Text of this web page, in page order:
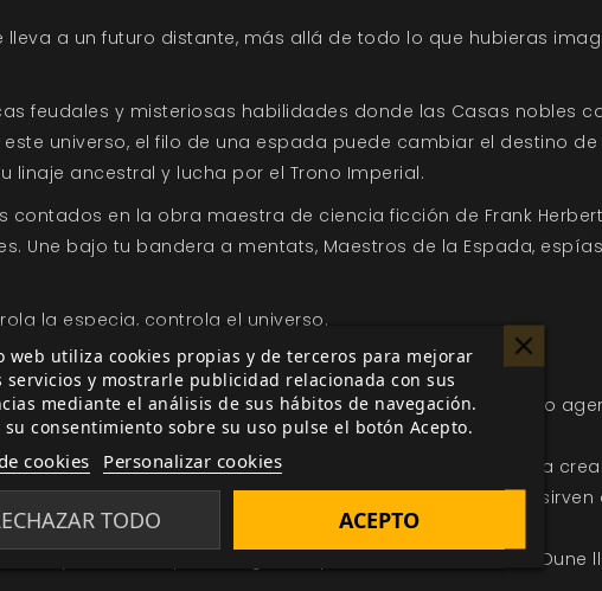
lleva a un futuro distante, más allá de todo lo que hubieras
feudales y misteriosas habilidades donde las Casas nobles
universo, el filo de una espada puede cambiar el destino de
linaje ancestral y lucha por el Trono Imperial.
contados en la obra maestra de ciencia ficción de Frank
Une bajo tu bandera a mentats, Maestros de la Espada,
la especia, controla el universo.
contiene:
de intriga y aventura en las arenas de Arrakis como
específicamente para el universo de Dune con reglas para
puedes mover los hilos y controlar a los agentes que sirven
historia, tecnología, cultura, fe y mucho más.
y veteranos para dirigir campañas ambientadas en Dune
web utiliza cookies propias y de terceros para mejorar
servicios y mostrarle publicidad relacionada con sus
mediante el análisis de sus hábitos de navegación.
su consentimiento sobre su uso pulse el botón Acepto.
cookies Personalizar cookies
TODO ACEPTO